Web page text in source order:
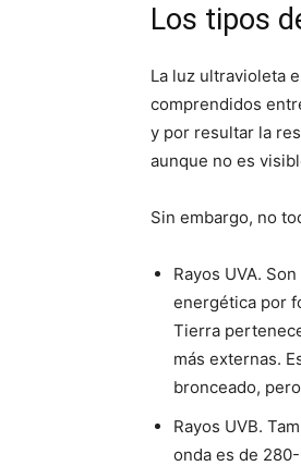
Los tipos
La luz ultravioleta
comprendidos
y por resultar la
aunque no es
Sin embargo, no
Rayos UVA.
energética por
Tierra
más externas.
bronceado,
Rayos UVB.
onda es de